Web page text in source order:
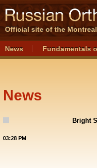
Official site of the
News Fundamentals
News
Bright
03:28 PM